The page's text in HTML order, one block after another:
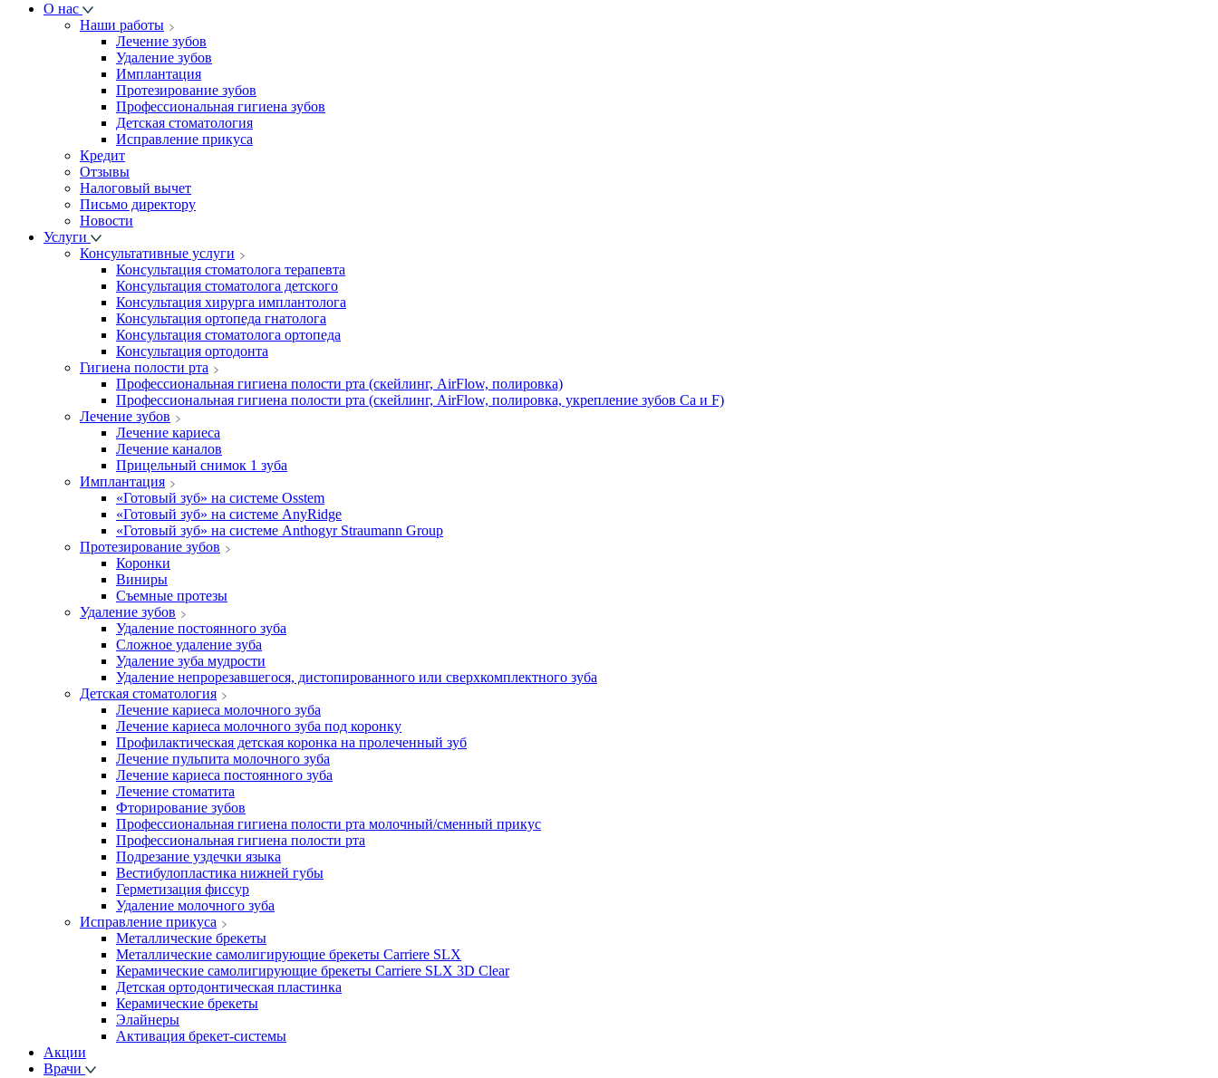
О нас
Наши работы
Лечение зубов
Удаление зубов
Имплантация
Протезирование зубов
Профессиональная гигиена зубов
Детская стоматология
Исправление прикуса
Кредит
Отзывы
Налоговый вычет
Письмо директору
Новости
Услуги
Консультативные услуги
Консультация стоматолога терапевта
Консультация стоматолога детского
Консультация хирурга имплантолога
Консультация ортопеда гнатолога
Консультация стоматолога ортопеда
Консультация ортодонта
Гигиена полости рта
Профессиональная гигиена полости рта (скейлинг, AirFlow, полировка)
Профессиональная гигиена полости рта (скейлинг, AirFlow, полировка, укрепление зубов Ca и F)
Лечение зубов
Лечение кариеса
Лечение каналов
Прицельный снимок 1 зуба
Имплантация
«Готовый зуб» на системе Osstem
«Готовый зуб» на системе AnyRidge
«Готовый зуб» на системе Anthogyr Straumann Group
Протезирование зубов
Коронки
Виниры
Съемные протезы
Удаление зубов
Удаление постоянного зуба
Сложное удаление зуба
Удаление зуба мудрости
Удаление непрорезавшегося, дистопированного или сверхкомплектного зуба
Детская стоматология
Лечение кариеса молочного зуба
Лечение кариеса молочного зуба под коронку
Профилактическая детская коронка на пролеченный зуб
Лечение пульпита молочного зуба
Лечение кариеса постоянного зуба
Лечение стоматита
Фторирование зубов
Профессиональная гигиена полости рта молочный/сменный прикус
Профессиональная гигиена полости рта
Подрезание уздечки языка
Вестибулопластика нижней губы
Герметизация фиссур
Удаление молочного зуба
Исправление прикуса
Металлические брекеты
Металлические самолигирующие брекеты Carriere SLX
Керамические самолигирующие брекеты Carriere SLX 3D Clear
Детская ортодонтическая пластинка
Керамические брекеты
Элайнеры
Активация брекет-системы
Акции
Врачи